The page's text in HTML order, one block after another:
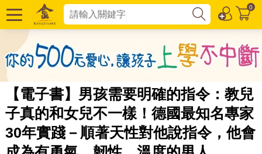
0
【電子書】男孩需要明確的指令：教兒
子真的和女兒不一樣！德國最知名專家
30年實踐－順著天性對他說指令，他會